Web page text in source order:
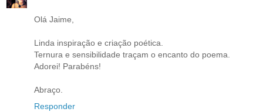
Olá Jaime,
Linda inspiração e criação poética.
Ternura e sensibilidade traçam o encanto do poema.
Adorei! Parabéns!
Abraço.
Responder